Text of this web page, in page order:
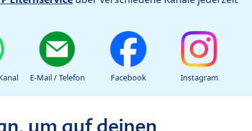
E-Mail / Telefon Facebook Instagram
um auf deinen